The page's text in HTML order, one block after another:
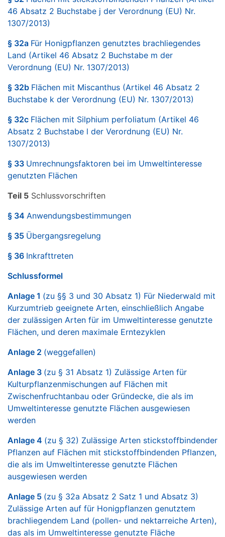
46 Absatz 2 Buchstabe j der Verordnung (EU) Nr.
1307/2013)
§ 32a Für Honigpflanzen genutztes brachliegendes
Land (Artikel 46 Absatz 2 Buchstabe m der
Verordnung (EU) Nr. 1307/2013)
§ 32b Flächen mit Miscanthus (Artikel 46 Absatz 2
Buchstabe k der Verordnung (EU) Nr. 1307/2013)
§ 32c Flächen mit Silphium perfoliatum (Artikel 46
Absatz 2 Buchstabe l der Verordnung (EU) Nr.
1307/2013)
§ 33 Umrechnungsfaktoren bei im Umweltinteresse
genutzten Flächen
Teil 5 Schlussvorschriften
§ 34 Anwendungsbestimmungen
§ 35 Übergangsregelung
§ 36 Inkrafttreten
Schlussformel
Anlage 1 (zu §§ 3 und 30 Absatz 1) Für Niederwald mit
Kurzumtrieb geeignete Arten, einschließlich Angabe
der zulässigen Arten für im Umweltinteresse genutzte
Flächen, und deren maximale Erntezyklen
Anlage 2 (weggefallen)
Anlage 3 (zu § 31 Absatz 1) Zulässige Arten für
Kulturpflanzenmischungen auf Flächen mit
Zwischenfruchtanbau oder Gründecke, die als im
Umweltinteresse genutzte Flächen ausgewiesen
werden
Anlage 4 (zu § 32) Zulässige Arten stickstoffbindender
Pflanzen auf Flächen mit stickstoffbindenden Pflanzen,
die als im Umweltinteresse genutzte Flächen
ausgewiesen werden
Anlage 5 (zu § 32a Absatz 2 Satz 1 und Absatz 3)
Zulässige Arten auf für Honigpflanzen genutztem
brachliegendem Land (pollen- und nektarreiche Arten),
das als im Umweltinteresse genutzte Fläche